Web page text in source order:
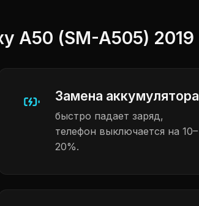
A50 (SM-A505) 2019
Замена аккумулятора
быстро падает заряд,
телефон выключается на 10–
20%.